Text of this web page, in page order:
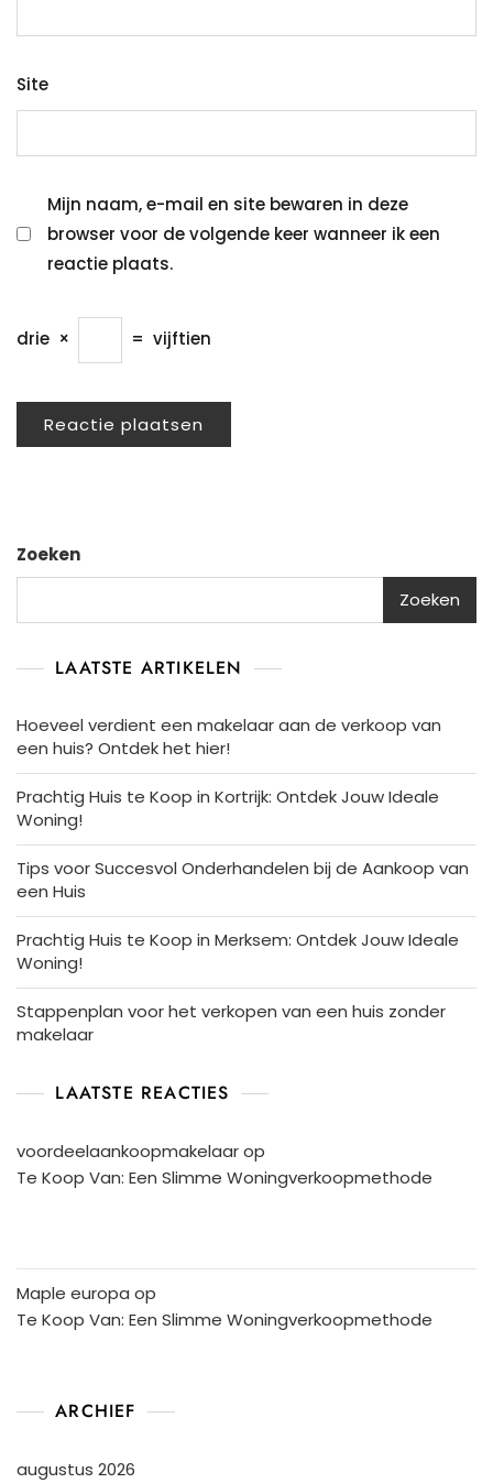
Site
Mijn naam, e-mail en site bewaren in deze
browser voor de volgende keer wanneer ik een
reactie plaats.
drie × = vijftien
Zoeken
Zoeken
LAATSTE ARTIKELEN
Hoeveel verdient een makelaar aan de verkoop van
een huis? Ontdek het hier!
Prachtig Huis te Koop in Kortrijk: Ontdek Jouw Ideale
Woning!
Tips voor Succesvol Onderhandelen bij de Aankoop van
een Huis
Prachtig Huis te Koop in Merksem: Ontdek Jouw Ideale
Woning!
Stappenplan voor het verkopen van een huis zonder
makelaar
LAATSTE REACTIES
voordeelaankoopmakelaarop
Te Koop Van: Een Slimme Woningverkoopmethode
Maple europa op
Te Koop Van: Een Slimme Woningverkoopmethode
ARCHIEF
augustus 2026